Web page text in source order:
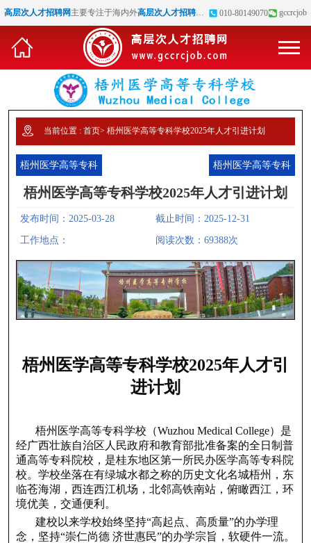
高层次人才招聘网 主要专注于海内外高层次人才招聘、 博士招聘、高校教师招聘等
010-80149070 gccrcjob
当前位置 :首页>梧州医学高等专科学校2025年人才引进计划
梧州医学高等专科
学校2025年人才引
梧州医学高等专科
学校二级部门负责
梧州医学高等专科学校2025年人才引进计划
发布时间：2025-03-28 截止时间：2025-12-31
工作地点： 阅读次数：69388次
梧州医学高等专科学校2025年人才引
进计划
梧州医学高等专科学校（Wuzhou Medical College）是
经广西壮族自治区人民政府和教育部批准备案的全日制普
通高等专科院校，是桂东地区第一所民办医学高等专科院
校。学校坐落在有绿城水都之称的历史文化名城梧州，东
临苍海湖，西连西江机场，北邻高铁南站，俯瞰西江，环
境优美，交通便利。
建校以来学校始终坚持“高起点、高质量”的办学理
念，坚持“崇仁尚德 济世惠民”的办学宗旨，软硬件一流。